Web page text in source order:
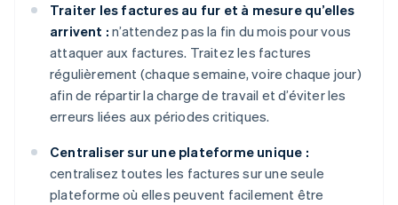
Traiter les factures au fur et à mesure qu’elles
arrivent : n’attendez pas la fin du mois pour vous
attaquer aux factures. Traitez les factures
régulièrement (chaque semaine, voire chaque jour)
afin de répartir la charge de travail et d’éviter les
erreurs liées aux périodes critiques.
Centraliser sur une plateforme unique :
centralisez toutes les factures sur une seule
plateforme où elles peuvent facilement être